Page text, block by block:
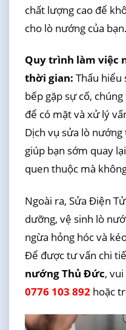
chất lượng cao để
cho lò nướng của bạn.
Quy trình làm việc
thời gian: Thấu hiểu
bếp gặp sự cố,
để có mặt và xử lý
Dịch vụ sửa lò
giúp bạn sớm quay
quen thuộc mà
Ngoài ra, Sửa Điện
dưỡng, vệ sinh lò
ngừa hỏng hóc và
Để được tư vấn chi
nướng Thủ Đức,
0776 103 892hoặc